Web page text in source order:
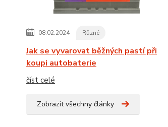
08.02.2024 Různé
Jak se vyvarovat běžných pastí při
koupi autobaterie
číst celé
Zobrazit všechny články